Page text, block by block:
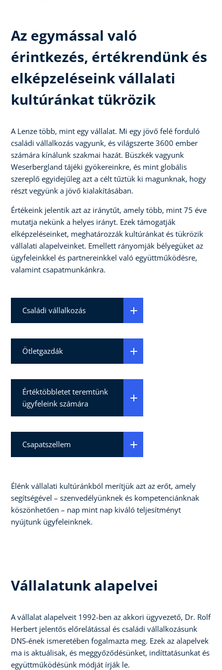
Az egymással való
érintkezés, értékrendünk és
elképzeléseink vállalati
kultúránkat tükrözik
A Lenze több, mint egy vállalat. Mi egy jövő felé forduló
családi vállalkozás vagyunk, és világszerte 3600 ember
számára kínálunk szakmai hazát. Büszkék vagyunk
Weserbergland tájéki gyökereinkre, és mint globális
szereplő egyidejűleg azt a célt tűztük ki magunknak, hogy
részt vegyünk a jövő kialakításában.
Értékeink jelentik azt az iránytűt, amely több, mint 75 éve
mutatja nekünk a helyes irányt. Ezek támogatják
elképzeléseinket, meghatározzák kultúránkat és tükrözik
vállalati alapelveinket. Emellett rányomják bélyegüket az
ügyfeleinkkel és partnereinkkel való együttműködésre,
valamint csapatmunkánkra.
Családi vállalkozás
Ötletgazdák
Értéktöbbletet teremtünk
ügyfeleink számára
Csapatszellem
Élénk vállalati kultúránkból merítjük azt az erőt, amely
segítségével – szenvedélyünknek és kompetenciánknak
köszönhetően – nap mint nap kiváló teljesítményt
nyújtunk ügyfeleinknek.
Vállalatunk alapelvei
A vállalat alapelveit 1992-ben az akkori ügyvezető, Dr. Rolf
Herbert jelentős előrelátással és családi vállalkozásunk
DNS-ének ismeretében fogalmazta meg. Ezek az alapelvek
ma is aktuálisak, és meggyőződésünket, indíttatásunkat és
együttműködésünk módját írják le.